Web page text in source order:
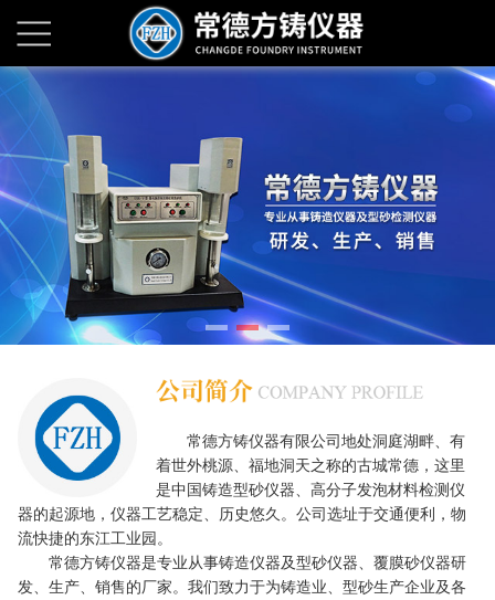
常德方铸仪器有限公司地处洞庭湖畔、有
着世外桃源、福地洞天之称的古城常德，这里
是中国铸造型砂仪器、高分子发泡材料检测仪
器的起源地，仪器工艺稳定、历史悠久。公司选址于交通便利，物
流快捷的东江工业园。
常德方铸仪器是专业从事铸造仪器及型砂仪器、覆膜砂仪器研
发、生产、销售的厂家。我们致力于为铸造业、型砂生产企业及各